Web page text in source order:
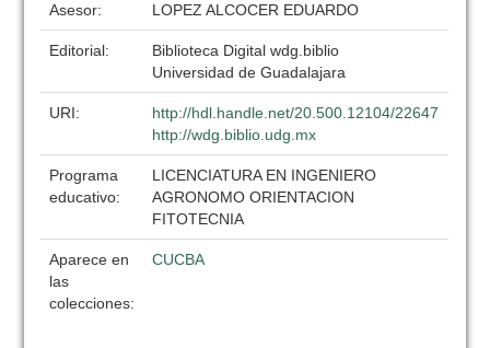
Asesor: LOPEZ ALCOCER EDUARDO
Editorial:
Biblioteca Digital wdg.biblio
Universidad de Guadalajara
URI:
http://hdl.handle.net/20.500.12104/22647
http://wdg.biblio.udg.mx
Programa
educativo:
LICENCIATURA EN INGENIERO
AGRONOMO ORIENTACION
FITOTECNIA
Aparece en
las
colecciones:
CUCBA